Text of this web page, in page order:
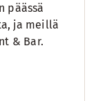
päässä
ja meillä
& Bar.